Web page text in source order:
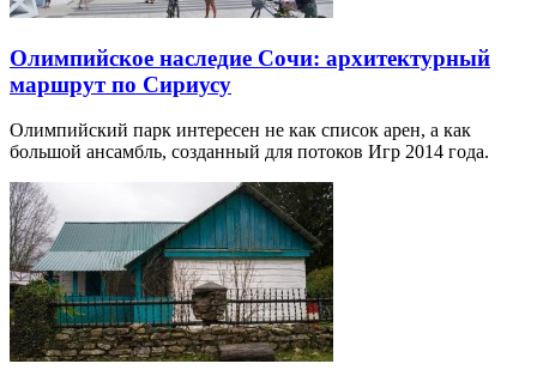
Олимпийское наследие Сочи: архитектурный
маршрут по Сириусу
Олимпийский парк интересен не как список арен, а как
большой ансамбль, созданный для потоков Игр 2014 года.